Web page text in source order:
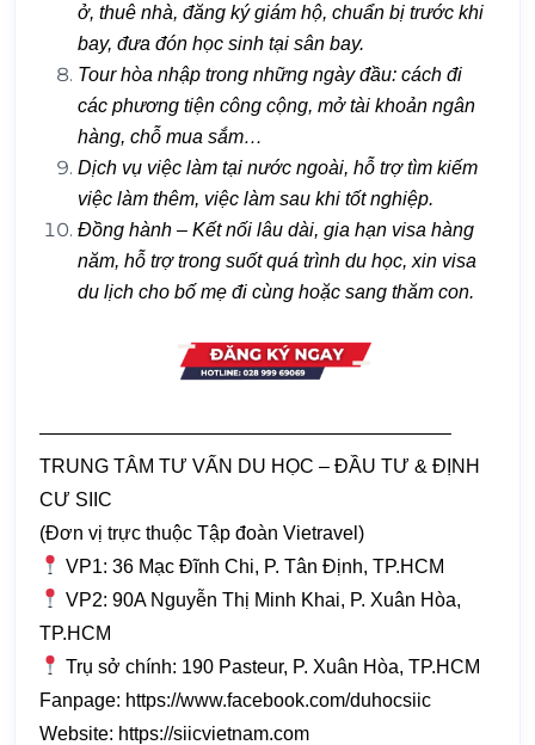
ở, thuê nhà, đăng ký giám hộ, chuẩn bị trước khi
bay, đưa đón học sinh tại sân bay.
Tour hòa nhập trong những ngày đầu: cách đi
các phương tiện công cộng, mở tài khoản ngân
hàng, chỗ mua sắm…
Dịch vụ việc làm tại nước ngoài, hỗ trợ tìm kiếm
việc làm thêm, việc làm sau khi tốt nghiệp.
Đồng hành – Kết nối lâu dài, gia hạn visa hàng
năm, hỗ trợ trong suốt quá trình du học, xin visa
du lịch cho bố mẹ đi cùng hoặc sang thăm con.
—————————————————————–
TRUNG TÂM TƯ VẤN DU HỌC – ĐẦU TƯ & ĐỊNH
CƯ SIIC
(Đơn vị trực thuộc Tập đoàn Vietravel)
VP1: 36 Mạc Đĩnh Chi, P. Tân Định, TP.HCM
VP2: 90A Nguyễn Thị Minh Khai, P. Xuân Hòa,
TP.HCM
Trụ sở chính: 190 Pasteur, P. Xuân Hòa, TP.HCM
Fanpage: https://www.facebook.com/duhocsiic
Website: https://siicvietnam.com